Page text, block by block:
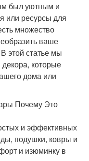
был уютным и
или ресурсы для
множество
ваше
этой статье мы
которые
дома или
Почему Это
и эффективных
подушки, ковры и
и изюминку в